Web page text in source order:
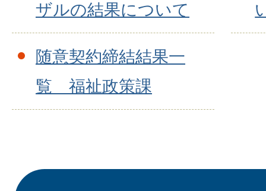
ザルの結果について
随意契約締結結果一
覧 福祉政策課